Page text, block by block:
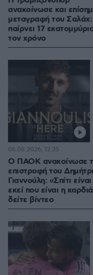
ανακοίνωσε και
μεταγραφή του
παίρνει 17
τον χρόνο
Ο ΠΑΟΚ ανακοίνωσε
επιστροφή του
Γιαννούλη: «Σπίτι είναι
εκεί που είναι η
δείτε βίντεο
06.08.2026, 12:35